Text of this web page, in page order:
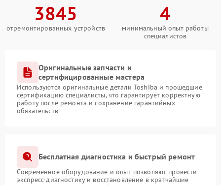
3845
отремонтированных устройств
4
минимальный опыт работы
специалистов
Оригинальные запчасти и
сертифицированные мастера
Используются оригинальные детали Toshiba и прошедшие
сертификацию специалисты, что гарантирует корректную
работу после ремонта и сохранение гарантийных
обязательств
Бесплатная диагностика и быстрый ремонт
Современное оборудование и опыт позволяют провести
экспресс-диагностику и восстановление в кратчайшие